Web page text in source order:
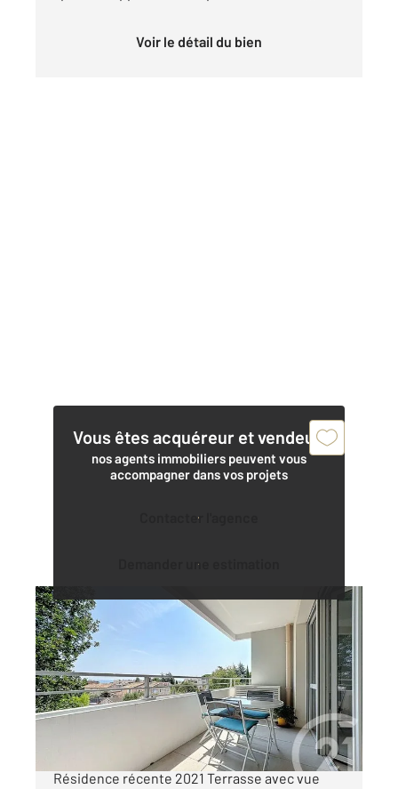
Voir le détail du bien
Vous êtes acquéreur et vendeur,
nos agents immobiliers peuvent vous
accompagner dans vos projets
Contacter l'agence
Demander une estimation
ANTIBES 06
64,10 m2
Ref : 37813
Appartement T3 à vendre
365 000 €
ANTIBES - BRÉGUIÈRES Appartement 3 pièces
Résidence récente 2021 Terrasse avec vue